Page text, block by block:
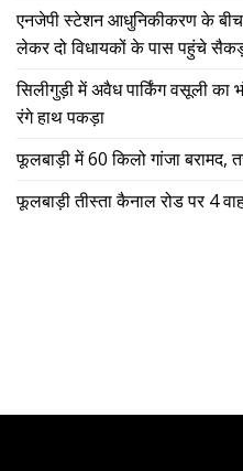
एनजेपी स्टेशन आधुनिकीकरण के बीच
लेकर दो विधायकों के पास पहुंचे
सिलीगुड़ी में अवैध पार्किंग वसूली का
रंगे हाथ पकड़ा
फूलबाड़ी में 60 किलो गांजा बरामद,
फूलबाड़ी तीस्ता कैनाल रोड पर 4